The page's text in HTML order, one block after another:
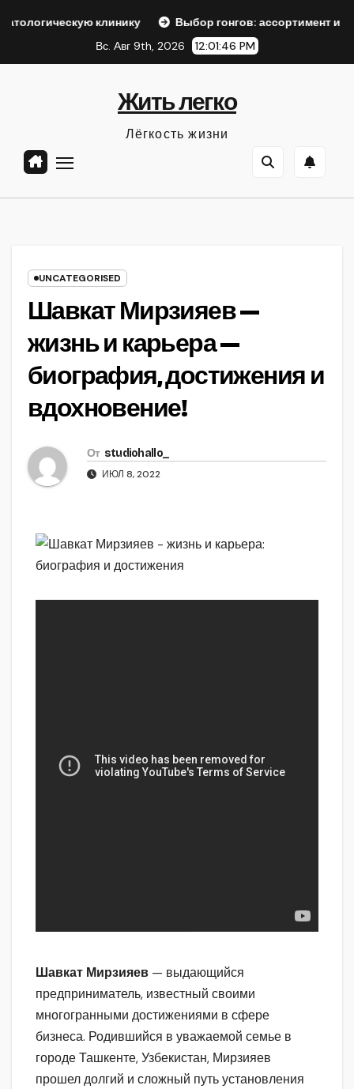
клинику
Выбор гонгов: ассортимент и
Вс. Авг 9th, 2026
12:01:47 PM
Жить легко
Лёгкость жизни
UNCATEGORISED
Шавкат Мирзияев —
жизнь и карьера —
биография, достижения и
вдохновение!
От studiohallo_
ИЮЛ 8, 2022
Шавкат Мирзияев — выдающийся
предприниматель, известный своими
многогранными достижениями в сфере
бизнеса. Родившийся в уважаемой семье в
городе Ташкенте, Узбекистан, Мирзияев
прошел долгий и сложный путь установления